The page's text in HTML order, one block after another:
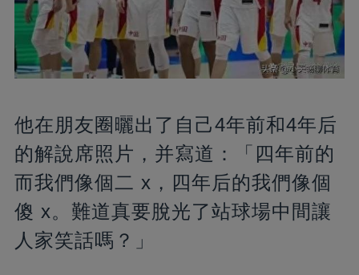
他在朋友圈曬出了自己4年前和4年后
的解說席照片，并寫道：「四年前的
而我們像個二 x，四年后的我們像個
傻 x。難道真要脫光了站球場中間讓
人家笑話嗎？」